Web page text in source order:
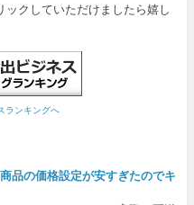
クしていただけましたら嬉し
ランキングへ
品の価格設定が安すぎたのでキ